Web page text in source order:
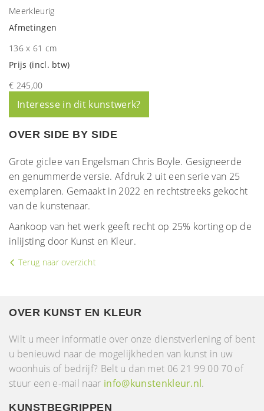
Meerkleurig
Afmetingen
136 x 61 cm
Prijs (incl. btw)
€ 245,00
Interesse in dit kunstwerk?
OVER SIDE BY SIDE
Grote giclee van Engelsman Chris Boyle. Gesigneerde
en genummerde versie. Afdruk 2 uit een serie van 25
exemplaren. Gemaakt in 2022 en rechtstreeks gekocht
van de kunstenaar.
Aankoop van het werk geeft recht op 25% korting op de
inlijsting door Kunst en Kleur.
Terug naar overzicht
OVER KUNST EN KLEUR
Wilt u meer informatie over onze dienstverlening of bent
u benieuwd naar de mogelijkheden van kunst in uw
woonhuis of bedrijf? Belt u dan met 06 21 99 00 70 of
stuur een e-mail naar info@kunstenkleur.nl.
KUNSTBEGRIPPEN